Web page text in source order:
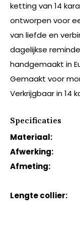
ketting van 14
ontworpen voor
van liefde en
dagelijkse
handgemaakt in
Gemaakt voor
Verkrijgbaar in 14
Specificaties
Materiaal:
Afwerking:
Afmeting:
Lengte collier: